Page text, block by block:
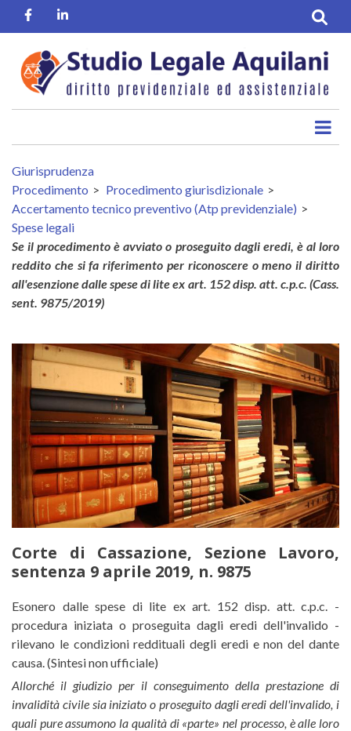
contenuto
principale
FacebookLinkedin
Giurisprudenza
Procedimento
Procedimento giurisdizionale
Accertamento tecnico preventivo (Atp previdenziale)
Spese legali
Se il procedimento è avviato o proseguito dagli eredi, è al loro
reddito che si fa riferimento per riconoscere o meno il diritto
all'esenzione dalle spese di lite ex art. 152 disp. att. c.p.c. (Cass.
sent. 9875/2019)
Corte di Cassazione, Sezione Lavoro,
sentenza 9 aprile 2019, n. 9875
Corte di Cassazione, Sezione
Esonero dalle spese di lite ex art. 152 disp. att. c.p.c. -
procedura iniziata o proseguita dagli eredi dell'invalido -
rilevano le condizioni reddituali degli eredi e non del dante
causa. (Sintesi non ufficiale)
Allorché il giudizio per il conseguimento della prestazione di
invalidità civile sia iniziato o proseguito dagli eredi dell'invalido, i
quali pure assumono la qualità di «parte» nel processo, è alle loro